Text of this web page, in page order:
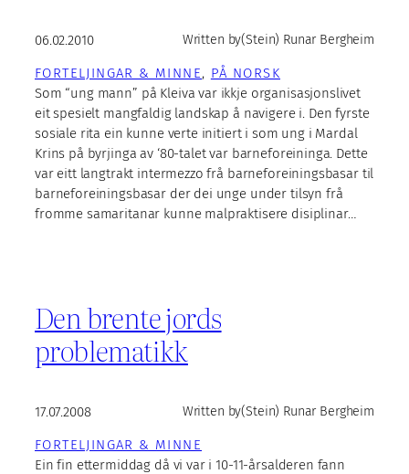
06.02.2010 Written by(Stein) Runar Bergheim
FORTELJINGAR & MINNE, PÅ NORSK
Som “ung mann” på Kleiva var ikkje organisasjonslivet
eit spesielt mangfaldig landskap å navigere i. Den fyrste
sosiale rita ein kunne verte initiert i som ung i Mardal
Krins på byrjinga av ‘80-talet var barneforeininga. Dette
var eitt langtrakt intermezzo frå barneforeiningsbasar til
barneforeiningsbasar der dei unge under tilsyn frå
fromme samaritanar kunne malpraktisere disiplinar…
Den brente jords
problematikk
17.07.2008 Written by(Stein) Runar Bergheim
FORTELJINGAR & MINNE
Ein fin ettermiddag då vi var i 10-11-årsalderen fann